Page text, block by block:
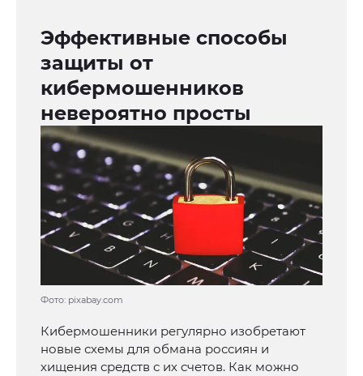
Эффективные способы
защиты от
кибермошенников
невероятно просты
Фото: pixabay.com
Кибермошенники регулярно изобретают
новые схемы для обмана россиян и
хищения средств с их счетов. Как можно